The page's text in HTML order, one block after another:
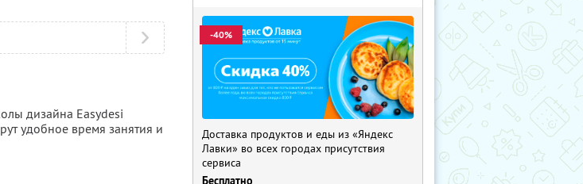
дизайна Easydesi
удобное время занятия и
-40%
Доставка продуктов и еды из «Яндекс
Лавки» во всех городах присутствия
сервиса
Бесплатно